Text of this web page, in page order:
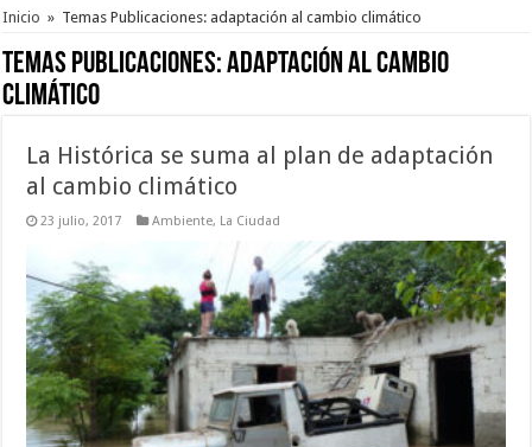
Inicio » Temas Publicaciones: adaptación al cambio climático
Temas Publicaciones:adaptación al cambio
climático
La Histórica se suma al plan de adaptación
al cambio climático
23 julio, 2017 Ambiente, La Ciudad